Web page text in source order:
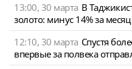
13:00, 30 марта В
золото: минус 14% за месяц
12:10, 30 марта Спустя
впервые за полвека